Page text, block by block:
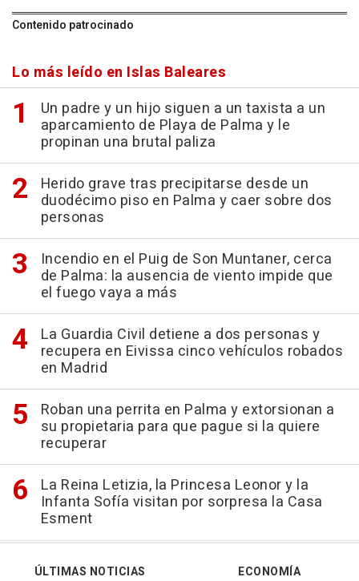
Contenido patrocinado
Lo más leído en Islas Baleares
Un padre y un hijo siguen a un taxista a un
aparcamiento de Playa de Palma y le
propinan una brutal paliza
Herido grave tras precipitarse desde un
duodécimo piso en Palma y caer sobre dos
personas
Incendio en el Puig de Son Muntaner, cerca
de Palma: la ausencia de viento impide que
el fuego vaya a más
La Guardia Civil detiene a dos personas y
recupera en Eivissa cinco vehículos robados
en Madrid
Roban una perrita en Palma y extorsionan a
su propietaria para que pague si la quiere
recuperar
La Reina Letizia, la Princesa Leonor y la
Infanta Sofía visitan por sorpresa la Casa
Esment
ÚLTIMAS NOTICIAS
ECONOMÍA